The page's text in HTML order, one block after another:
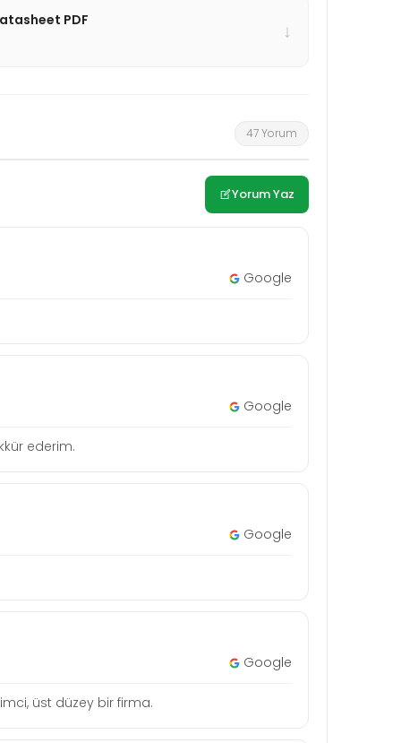
PDF ↓
47 Yorum
Yorum Yaz
Google
Google
ederim.
Google
Google
üst düzey bir firma.